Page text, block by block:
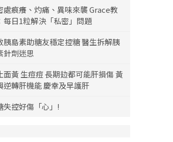
處痕癢、灼痛、異味來襲 Grace教
每日1粒解決「私密」問題
胰島素助糖友穩定控糖 醫生拆解胰
針劑迷思
面黃 生痘痘 長期攰都可能肝損傷 黃
逆轉肝機能 慶幸及早護肝
失控好傷「心」!